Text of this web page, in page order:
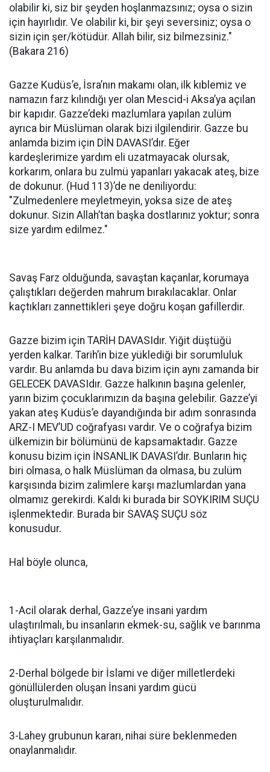
olabilir ki, siz bir şeyden hoşlanmazsınız; oysa o sizin
için hayırlıdır. Ve olabilir ki, bir şeyi seversiniz; oysa o
sizin için şer/kötüdür. Allah bilir, siz bilmezsiniz."
(Bakara 216)
Gazze Kudüs’e, İsra’nın makamı olan, ilk kıblemiz ve
namazın farz kılındığı yer olan Mescid-i Aksa’ya açılan
bir kapıdır. Gazze’deki mazlumlara yapılan zulüm
ayrıca bir Müslüman olarak bizi ilgilendirir. Gazze bu
anlamda bizim için DİN DAVASI’dır. Eğer
kardeşlerimize yardım eli uzatmayacak olursak,
korkarım, onlara bu zulmü yapanları yakacak ateş, bize
de dokunur. (Hud 113)’de ne deniliyordu:
"Zulmedenlere meyletmeyin, yoksa size de ateş
dokunur. Sizin Allah’tan başka dostlarınız yoktur; sonra
size yardım edilmez."
Savaş Farz olduğunda, savaştan kaçanlar, korumaya
çalıştıkları değerden mahrum bırakılacaklar. Onlar
kaçtıkları zannettikleri şeye doğru koşan gafillerdir.
Gazze bizim için TARİH DAVASIdır. Yiğit düştüğü
yerden kalkar. Tarih’in bize yüklediği bir sorumluluk
vardır. Bu anlamda bu dava bizim için aynı zamanda bir
GELECEK DAVASIdır. Gazze halkının başına gelenler,
yarın bizim çocuklarımızın da başına gelebilir. Gazze’yi
yakan ateş Kudüs’e dayandığında bir adım sonrasında
ARZ-I MEV’UD coğrafyası vardır. Ve o coğrafya bizim
ülkemizin bir bölümünü de kapsamaktadır. Gazze
konusu bizim için İNSANLIK DAVASI’dır. Bunların hiç
biri olmasa, o halk Müslüman da olmasa, bu zulüm
karşısında bizim zalimlere karşı mazlumlardan yana
olmamız gerekirdi. Kaldı ki burada bir SOYKIRIM SUÇU
işlenmektedir. Burada bir SAVAŞ SUÇU söz
konusudur.
Hal böyle olunca,
1-Acil olarak derhal, Gazze’ye insani yardım
ulaştırılmalı, bu insanların ekmek-su, sağlık ve barınma
ihtiyaçları karşılanmalıdır.
2-Derhal bölgede bir İslami ve diğer milletlerdeki
gönüllülerden oluşan İnsani yardım gücü
oluşturulmalıdır.
3-Lahey grubunun kararı, nihai süre beklenmeden
onaylanmalıdır.